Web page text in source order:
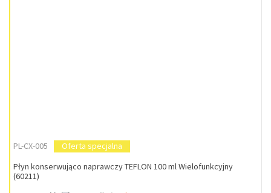
PL-CX-005
Oferta specjalna
Płyn konserwująco naprawczy TEFLON 100 ml Wielofunkcyjny
(60211)